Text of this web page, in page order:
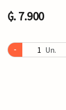
₲. 7.900
- Un.